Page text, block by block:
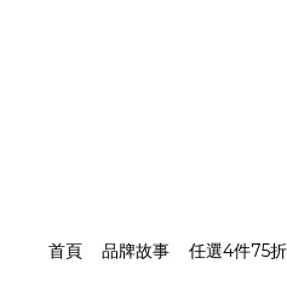
首頁 品牌故事 任選4件75